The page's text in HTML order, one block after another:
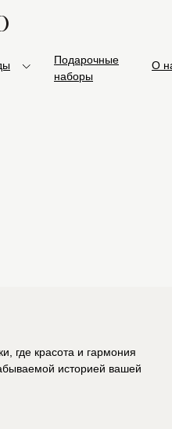
Подарочные
наборы
О
где красота и гармония
историей вашей